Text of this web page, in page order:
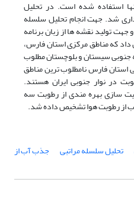
2024-2015 از آنها استفاده شده است. در تحلیل
بهره برداری شد. جهت انجام تحلیل سلسله
جهت تولید نقشه ها از زبان برنامه
که مناطق مرکزی استان فارس،
سیستان و بلوچستان مطلوب
استان فارس نامطلوب ترین مناطق
در نوار جنوبی ایران هستند.
سازی بهره مندی از رطوبت سه
از رطوبت هوا تشخیص داده شد.
تحلیل سلسله مراتبی جذب آب از